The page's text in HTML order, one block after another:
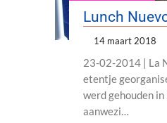
Lunch
14 maart 2018
23-02-2014 | La
etentje
werd gehouden
aanwezi…